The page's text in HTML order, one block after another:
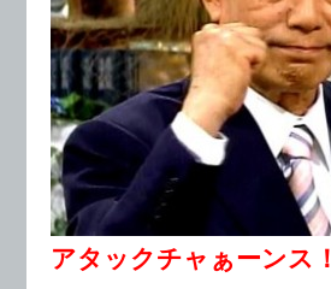
アタックチャぁーンス！